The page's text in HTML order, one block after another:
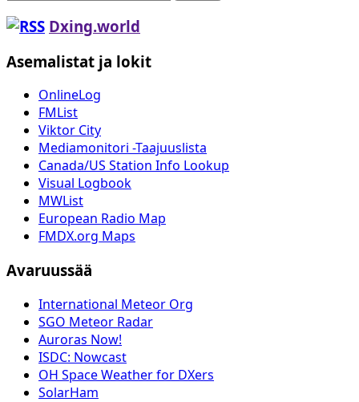
Dxing.world
Asemalistat ja lokit
OnlineLog
FMList
Viktor City
Mediamonitori -Taajuuslista
Canada/US Station Info Lookup
Visual Logbook
MWList
European Radio Map
FMDX.org Maps
Avaruussää
International Meteor Org
SGO Meteor Radar
Auroras Now!
ISDC: Nowcast
OH Space Weather for DXers
SolarHam